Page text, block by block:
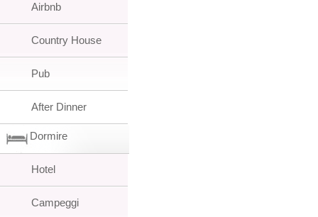
Airbnb
Country House
Pub
After Dinner
Dormire
Hotel
Campeggi